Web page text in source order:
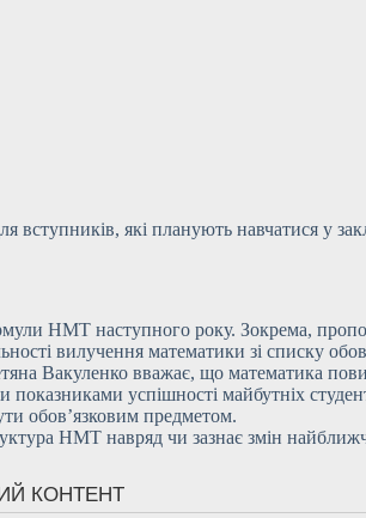
які планують навчатися у
НМТ наступного року. Зокрема,
вилучення математики зі списку
Вакуленко вважає, що математика
показниками успішності майбутніх
обов’язковим предметом.
НМТ навряд чи зазнає змін